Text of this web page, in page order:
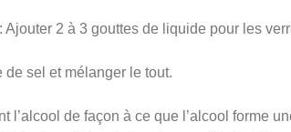
2 à 3 gouttes de liquide pour les
de sel et mélanger le tout.
l’alcool de façon à ce que l’alcool forme